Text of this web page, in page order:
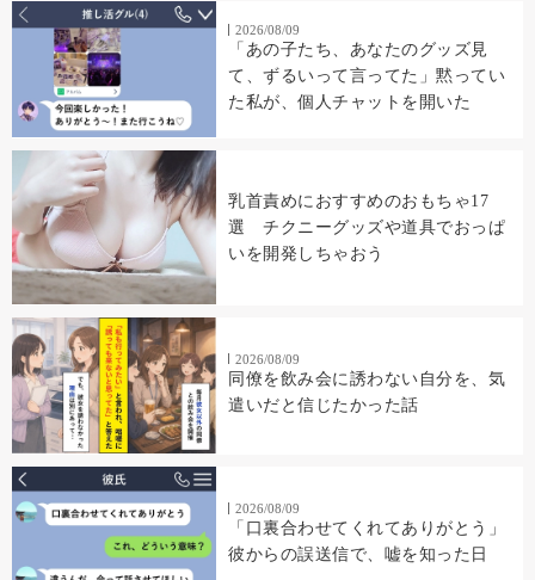
2026/08/09
「あの子たち、あなたのグッズ見
て、ずるいって言ってた」黙ってい
た私が、個人チャットを開いた
乳首責めにおすすめのおもちゃ17
選 チクニーグッズや道具でおっぱ
いを開発しちゃおう
2026/08/09
同僚を飲み会に誘わない自分を、気
遣いだと信じたかった話
2026/08/09
「口裏合わせてくれてありがとう」
彼からの誤送信で、嘘を知った日